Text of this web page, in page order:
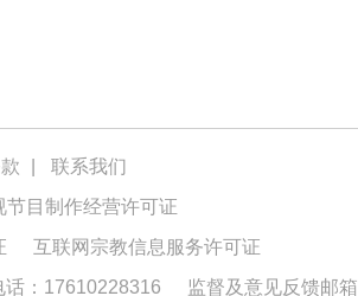
联系我们
节目制作经营许可证
互联网宗教信息服务许可证
：17610228316
监督及意见反馈邮箱